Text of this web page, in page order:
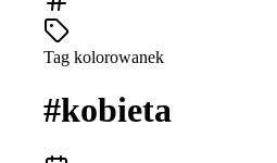
Tag kolorowanek
#kobieta